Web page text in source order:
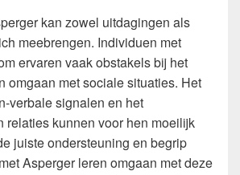
kan zowel uitdagingen als
meebrengen. Individuen met
ervaren vaak obstakels bij het
omgaan met sociale situaties. Het
verbale signalen en het
relaties kunnen voor hen moeilijk
juiste ondersteuning en begrip
Asperger leren omgaan met deze